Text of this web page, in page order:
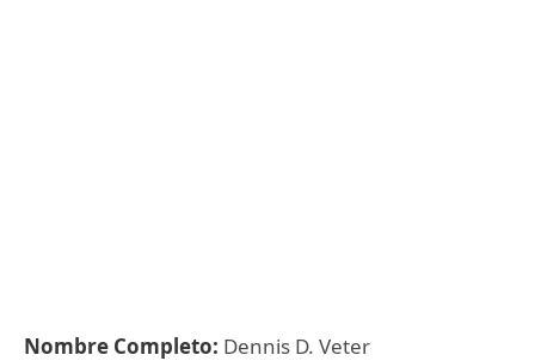
Nombre Completo: Dennis D. Veter